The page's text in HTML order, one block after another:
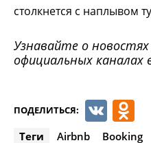
столкнется с наплывом
Узнавайте о
официальных каналах
ПОДЕЛИТЬСЯ: VK
Теги Airbnb Booking